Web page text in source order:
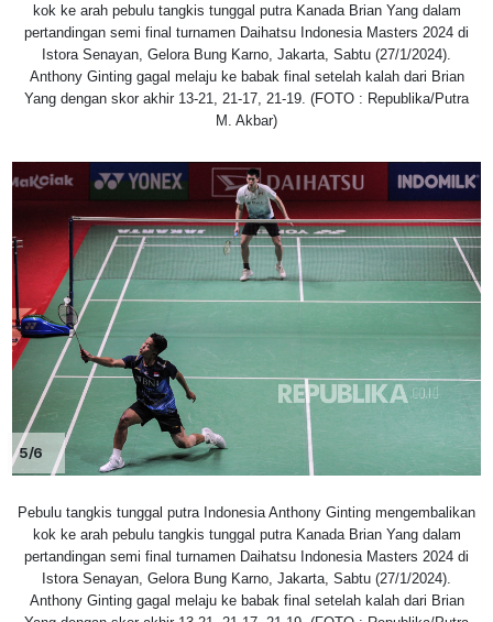
kok ke arah pebulu tangkis tunggal putra Kanada Brian Yang dalam
pertandingan semi final turnamen Daihatsu Indonesia Masters 2024 di
Istora Senayan, Gelora Bung Karno, Jakarta, Sabtu (27/1/2024).
Anthony Ginting gagal melaju ke babak final setelah kalah dari Brian
Yang dengan skor akhir 13-21, 21-17, 21-19. (FOTO : Republika/Putra
M. Akbar)
5/6
Pebulu tangkis tunggal putra Indonesia Anthony Ginting mengembalikan
kok ke arah pebulu tangkis tunggal putra Kanada Brian Yang dalam
pertandingan semi final turnamen Daihatsu Indonesia Masters 2024 di
Istora Senayan, Gelora Bung Karno, Jakarta, Sabtu (27/1/2024).
Anthony Ginting gagal melaju ke babak final setelah kalah dari Brian